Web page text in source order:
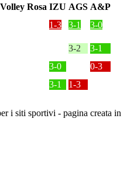
IZU AGS A&P
1-3 3-1
3-0
3-2
3-1
3-0
0-3
3-1
1-3
i siti sportivi - pagina creata in